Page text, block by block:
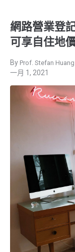
網路營業登
可享自住地
Prof. Stefan Huang
一月 1, 2021